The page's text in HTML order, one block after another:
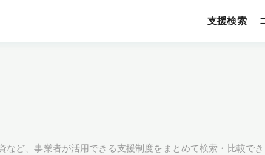
支援検索
など、事業者が活用できる支援制度をまとめて検索・比較で